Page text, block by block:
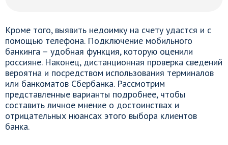
Кроме того, выявить недоимку на счету удастся и с
помощью телефона. Подключение мобильного
банкинга – удобная функция, которую оценили
россияне. Наконец, дистанционная проверка сведений
вероятна и посредством использования терминалов
или банкоматов Сбербанка. Рассмотрим
представленные варианты подробнее, чтобы
составить личное мнение о достоинствах и
отрицательных нюансах этого выбора клиентов
банка.